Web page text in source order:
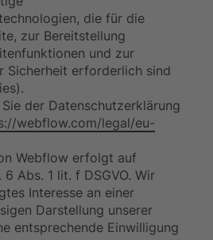
die für die
zur Bereitstellung
und zur
Sicherheit erforderlich sind
der Datenschutzerklärung
webflow.com/legal/eu-
Webflow erfolgt auf
Abs. 1 lit. f DSGVO. Wir
Interesse an einer
Darstellung unserer
entsprechende Einwilligung